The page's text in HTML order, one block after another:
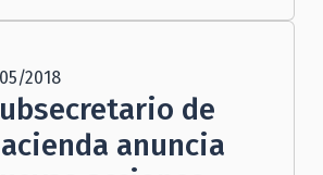
2018
de
anuncia